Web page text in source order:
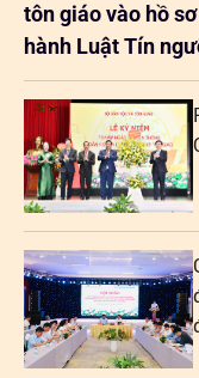
tôn giáo vào hồ
hành Luật Tín